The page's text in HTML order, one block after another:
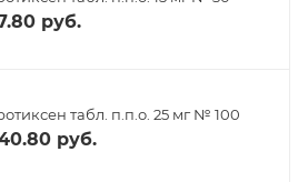
руб.
табл. п.п.о. 25 мг № 100
руб.